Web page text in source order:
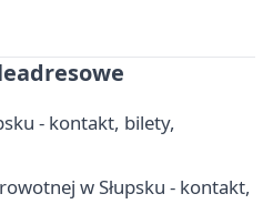
- kontakt, bilety,
w Słupsku - kontakt,